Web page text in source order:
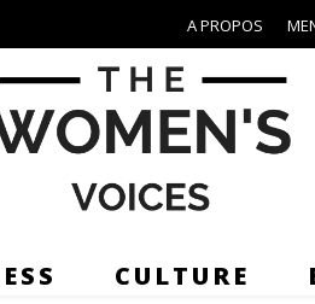
A PROPOS
CULTURE